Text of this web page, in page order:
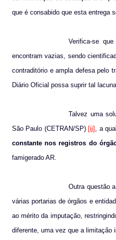
que é consabido que esta entrega
Verifica-se
encontram vazias, sendo
contraditório e ampla defesa pelo
Diário Oficial possa suprir tal
Talvez uma
São Paulo (CETRAN/SP) [ii] , a
constante nos registros do
famigerado AR.
Outra questão
várias portarias de órgãos e
ao mérito da imputação,
diferente, uma vez que a limitação